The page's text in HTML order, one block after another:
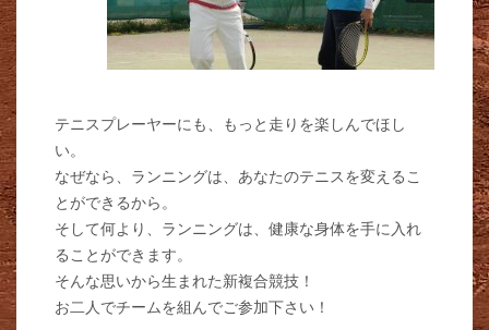
テニスプレーヤーにも、もっと走りを楽しんでほし
い。
なぜなら、ランニングは、あなたのテニスを変えるこ
とができるから。
そして何より、ランニングは、健康な身体を手に入れ
ることができます。
そんな思いから生まれた新複合競技！
お二人でチームを組んでご参加下さい！